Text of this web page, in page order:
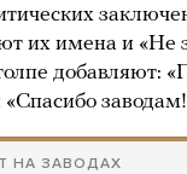
их имена и «Не
добавляют:
НА ЗАВОДАХ